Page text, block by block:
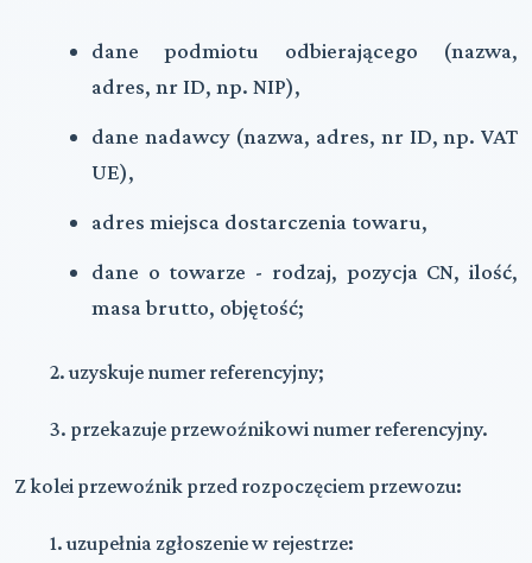
dane podmiotu odbierającego (nazwa,
adres, nr ID, np. NIP),
dane nadawcy (nazwa, adres, nr ID, np. VAT
UE),
adres miejsca dostarczenia towaru,
dane o towarze - rodzaj, pozycja CN, ilość,
masa brutto, objętość;
2. uzyskuje numer referencyjny;
3. przekazuje przewoźnikowi numer referencyjny.
Z kolei przewoźnik przed rozpoczęciem przewozu:
1. uzupełnia zgłoszenie w rejestrze: